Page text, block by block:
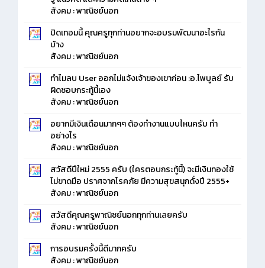
สังคม : พาณิชย์นอก
ปิดเทอมนี้ คุณครูทุกท่านอยากจะอบรมพัฒนาอะไรกัน
บ้าง
สังคม : พาณิชย์นอก
ทำไมลบ User ออกไม่แจ้งเจ้าของเขาก่อน :อ.ไพบูลย์ รับ
ผิดชอบกระทู้นี้เอง
สังคม : พาณิชย์นอก
อยากมีเงินเดือนมากๆๆ ต้องทำงานแบบไหนครับ ทำ
อย่างไร
สังคม : พาณิชย์นอก
สวัสดีปีใหม่ 2555 ครับ (ใครตอบกระทู้นี้) จะมีเงินทองใช้
ไม่ขาดมือ ปราศจากโรคภัย มีความสุขสนุกดั่งปี 2555+
สังคม : พาณิชย์นอก
สวัสดีคุณครูพาณิชย์นอกทุกท่านเลยครับ
สังคม : พาณิชย์นอก
การอบรมครั้งนี้ดีมากครับ
สังคม : พาณิชย์นอก